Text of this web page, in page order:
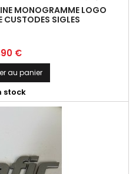
MONOGRAMME LOGO
CUSTODES SIGLES
€
au panier
stock